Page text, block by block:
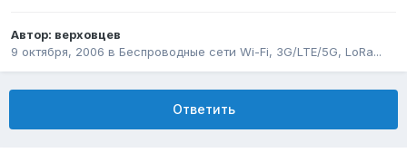
Автор: верховцев
9 октября, 2006 в Беспроводные сети Wi-Fi, 3G/LTE/5G, LoRa...
Ответить